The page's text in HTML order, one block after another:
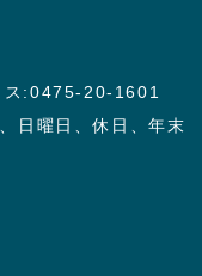
ス:0475-20-1601
日曜日、休日、年末